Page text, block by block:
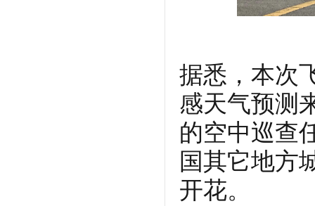
据悉，本次
感天气预测
的空中巡查
国其它地方
开花。